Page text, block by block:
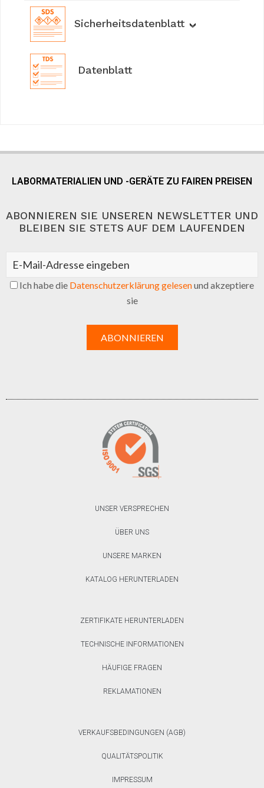
Sicherheitsdatenblatt
Datenblatt
LABORMATERIALIEN UND -GERÄTE ZU FAIREN PREISEN
ABONNIEREN SIE UNSEREN NEWSLETTER UND
BLEIBEN SIE STETS AUF DEM LAUFENDEN
Ich habe die Datenschutzerklärung gelesenund akzeptiere
sie
UNSER VERSPRECHEN
ÜBER UNS
UNSERE MARKEN
KATALOG HERUNTERLADEN
ZERTIFIKATE HERUNTERLADEN
TECHNISCHE INFORMATIONEN
HÄUFIGE FRAGEN
REKLAMATIONEN
VERKAUFSBEDINGUNGEN (AGB)
QUALITÄTSPOLITIK
IMPRESSUM